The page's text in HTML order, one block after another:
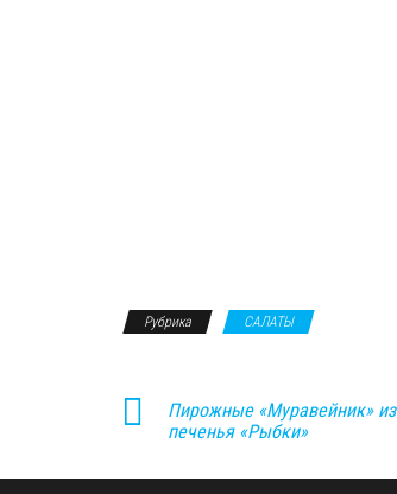
Рубрика САЛАТЫ
Пирожные «Муравейник» из
печенья «Рыбки»